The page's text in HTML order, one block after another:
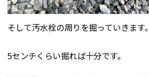
そして汚水栓の周りを掘っていきます。
5センチくらい掘れば十分です。